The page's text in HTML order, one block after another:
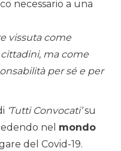
necessario a una
vissuta come
ma come
per sé e per
‘Tutti Convocati’su
nel mondo
del Covid-19.